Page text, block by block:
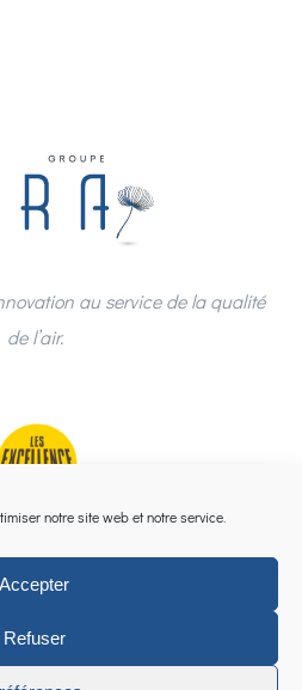
notre site web et notre service.
Accepter
Refuser
au service de la qualité
de l’air.